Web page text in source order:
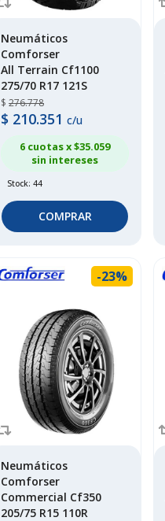
Neumáticos
Comforser
All Terrain Cf1100
275/70 R17 121S
$ 276.778
$ 210.351 c/u
6 cuotas x $35.059
sin intereses
Stock: 44
COMPRAR
-23%
Neumáticos
Comforser
Commercial Cf350
205/75 R15 110R